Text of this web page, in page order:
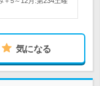
気になる